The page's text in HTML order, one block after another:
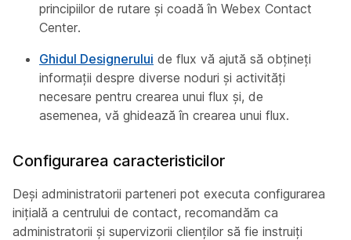
principiilor de rutare și coadă în Webex Contact
Center.
Ghidul Designerului de flux vă ajută să obțineți
informații despre diverse noduri și activități
necesare pentru crearea unui flux și, de
asemenea, vă ghidează în crearea unui flux.
Configurarea caracteristicilor
Deși administratorii parteneri pot executa configurarea
inițială a centrului de contact, recomandăm ca
administratorii și supervizorii clienților să fie instruiți